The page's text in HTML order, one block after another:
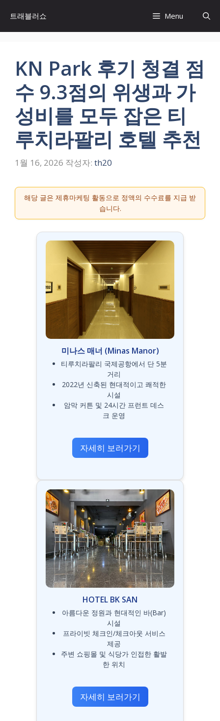
츠
트래블러쇼 Menu
KN Park 후기 청결 점
수 9.3점의 위생과 가
성비를 모두 잡은 티
루치라팔리 호텔 추천
1월 16, 2026 작성자: th20
해당 글은 제휴마케팅 활동으로 정액의 수수료를 지급 받
습니다.
미나스 매너 (Minas Manor)
티루치라팔리 국제공항에서 단 5분
거리
2022년 신축된 현대적이고 쾌적한
시설
암막 커튼 및 24시간 프런트 데스
크 운영
자세히 보러가기
HOTEL BK SAN
아름다운 정원과 현대적인 바(Bar)
시설
프라이빗 체크인/체크아웃 서비스
제공
주변 쇼핑몰 및 식당가 인접한 활발
한 위치
자세히 보러가기